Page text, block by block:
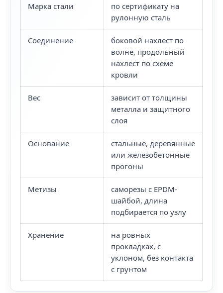
Марка стали
по сертификату на
рулонную сталь
Соединение
боковой нахлест по
волне, продольный
нахлест по схеме
кровли
Вес
зависит от толщины
металла и защитного
слоя
Основание
стальные, деревянные
или железобетонные
прогоны
Метизы
саморезы с EPDM-
шайбой, длина
подбирается по узлу
Хранение
на ровных
прокладках, с
уклоном, без контакта
с грунтом